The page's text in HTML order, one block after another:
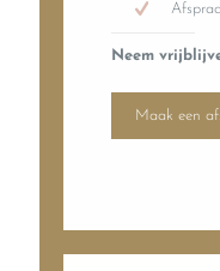
Neem
Maak een